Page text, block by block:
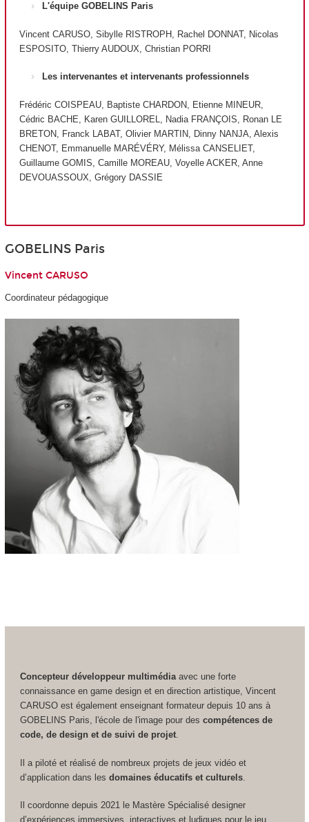
L'équipe GOBELINS Paris
Vincent CARUSO, Sibylle RISTROPH, Rachel DONNAT, Nicolas
ESPOSITO, Thierry AUDOUX, Christian PORRI
Les intervenantes et intervenants professionnels
Frédéric COISPEAU, Baptiste CHARDON, Etienne MINEUR,
Cédric BACHE, Karen GUILLOREL, Nadia FRANÇOIS, Ronan LE
BRETON, Franck LABAT, Olivier MARTIN, Dinny NANJA, Alexis
CHENOT, Emmanuelle MARÉVÉRY, Mélissa CANSELIET,
Guillaume GOMIS, Camille MOREAU, Voyelle ACKER, Anne
DEVOUASSOUX, Grégory DASSIE
GOBELINS Paris
Vincent CARUSO
Coordinateur pédagogique
Concepteur développeur multimédiaavec une forte
connaissance en game design et en direction artistique, Vincent
CARUSO est également enseignant formateur depuis 10 ans à
GOBELINS Paris, l'école de l'image pour des compétences de
code, de design et de suivi de projet.
Il a piloté et réalisé de nombreux projets de jeux vidéo et
d’application dans les domaines éducatifs et culturels.
Il coordonne depuis 2021 le Mastère Spécialisé designer
d’expériences immersives, interactives et ludiques pour le jeu